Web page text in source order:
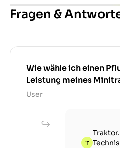
Fragen &
Wie wähle ich einen
Leistung meines
User